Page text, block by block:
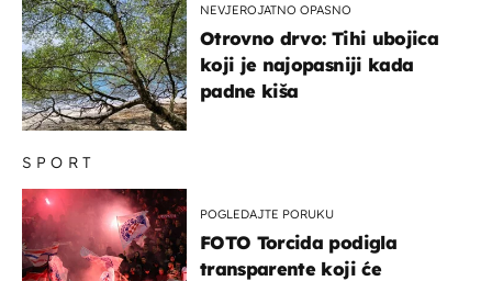
SPORT
POGLEDAJTE PORUKU
FOTO Torcida podigla
transparente koji će
NEVJEROJATNO OPASNO
Otrovno drvo: Tihi ubojica
koji je najopasniji kada
padne kiša